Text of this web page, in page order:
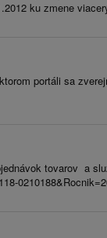
ku zmene
portáli sa
tovarov a